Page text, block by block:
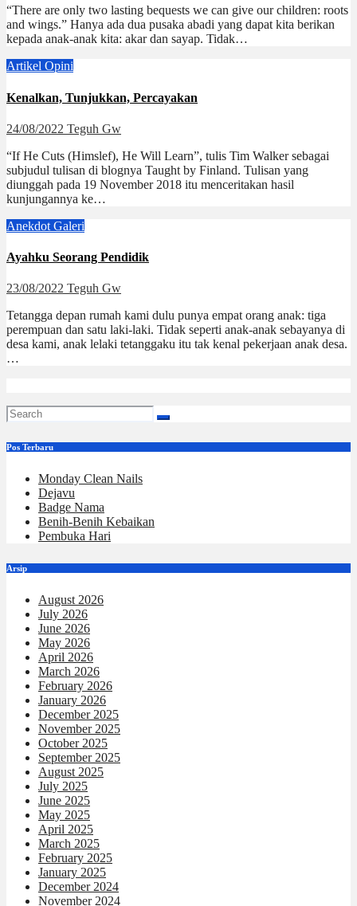
“There are only two lasting bequests we can give our children: roots
and wings.” Hanya ada dua pusaka abadi yang dapat kita berikan
kepada anak-anak kita: akar dan sayap. Tidak…
Artikel Opini
Kenalkan, Tunjukkan, Percayakan
24/08/2022 Teguh Gw
“If He Cuts (Himslef), He Will Learn”, tulis Tim Walker sebagai
subjudul tulisan di blognya Taught by Finland. Tulisan yang
diunggah pada 19 November 2018 itu menceritakan hasil
kunjungannya ke…
Anekdot Galeri
Ayahku Seorang Pendidik
23/08/2022 Teguh Gw
Tetangga depan rumah kami dulu punya empat orang anak: tiga
perempuan dan satu laki-laki. Tidak seperti anak-anak sebayanya di
desa kami, anak lelaki tetanggaku itu tak kenal pekerjaan anak desa.
…
Pos Terbaru
Monday Clean Nails
Dejavu
Badge Nama
Benih-Benih Kebaikan
Pembuka Hari
Arsip
August 2026
July 2026
June 2026
May 2026
April 2026
March 2026
February 2026
January 2026
December 2025
November 2025
October 2025
September 2025
August 2025
July 2025
June 2025
May 2025
April 2025
March 2025
February 2025
January 2025
December 2024
November 2024